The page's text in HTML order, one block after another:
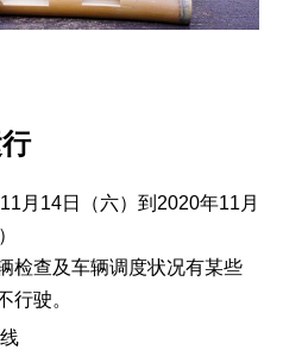
月14日（六）到2020年11月
检查及车辆调度状况有某些
行驶。